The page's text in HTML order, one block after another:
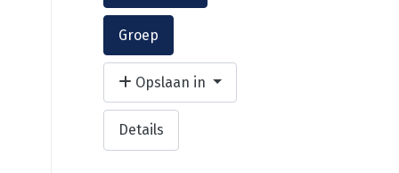
Groep
Opslaan in
Details